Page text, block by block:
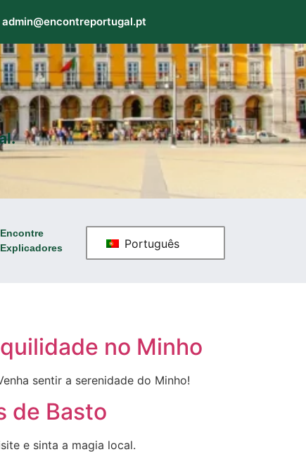
admin@encontreportugal.pt
Encontre
Explicadores
Português
no Minho
sentir a serenidade do Minho!
de Basto
e sinta a magia local.